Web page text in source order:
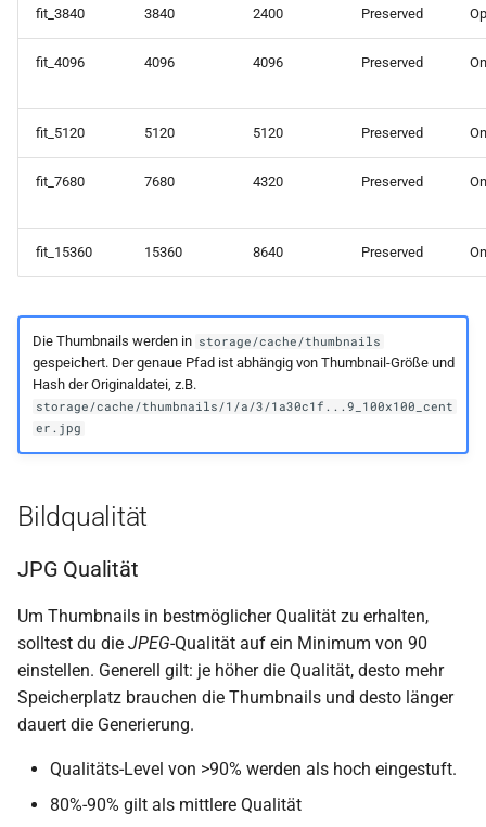
fit_3840 3840 2400 Preserved
fit_4096 4096 4096 Preserved
fit_5120 5120 5120 Preserved
fit_7680 7680 4320 Preserved
fit_15360 15360 8640 Preserved
Die Thumbnails werden in storage/cache/thumbnails
gespeichert. Der genaue Pfad ist abhängig von Thumbnail-Größe und
Hash der Originaldatei, z.B.
storage/cache/thumbnails/1/a/3/1a30c1f...9_100x100_cent
er.jpg
Bildqualität
JPG Qualität
Um Thumbnails in bestmöglicher Qualität zu erhalten,
solltest du die JPEG-Qualität auf ein Minimum von 90
einstellen. Generell gilt: je höher die Qualität, desto mehr
Speicherplatz brauchen die Thumbnails und desto länger
dauert die Generierung.
Qualitäts-Level von >90% werden als hoch eingestuft.
80%-90% gilt als mittlere Qualität